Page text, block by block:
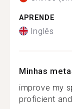
APRENDE
Inglês
Minhas
improve my
proficient